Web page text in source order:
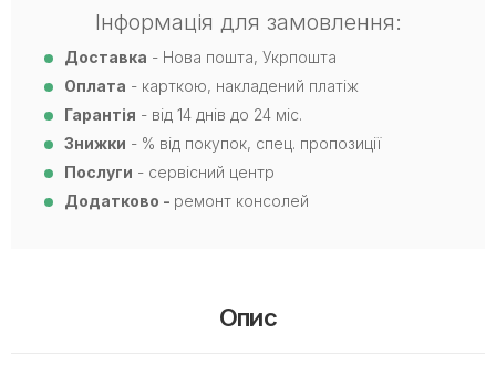
Інформація для замовлення:
Доставка - Нова пошта, Укрпошта
Оплата - карткою, накладений платіж
Гарантія - від 14 днів до 24 міс.
Знижки - % від покупок, спец. пропозиції
Послуги - сервісний центр
Додатково - ремонт консолей
Опис